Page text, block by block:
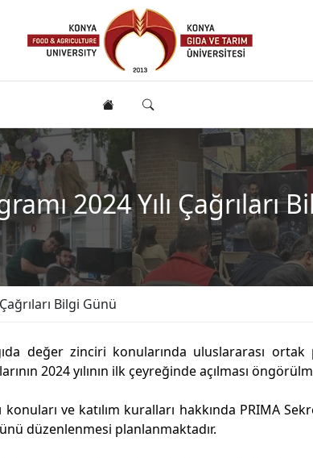
2024 Yılı Çağrıları
Bilgi Günü
değer zinciri konularında uluslararası ortak
2024 yılının ilk çeyreğinde açılması
ve katılım kuralları hakkında PRIMA
düzenlenmesi planlanmaktadır.